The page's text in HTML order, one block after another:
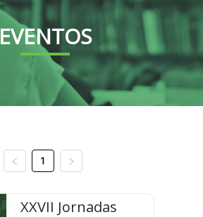
EVENTOS
1
XXVII Jornadas